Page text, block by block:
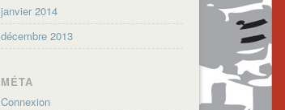
janvier 2014
décembre 2013
MÉTA
Connexion